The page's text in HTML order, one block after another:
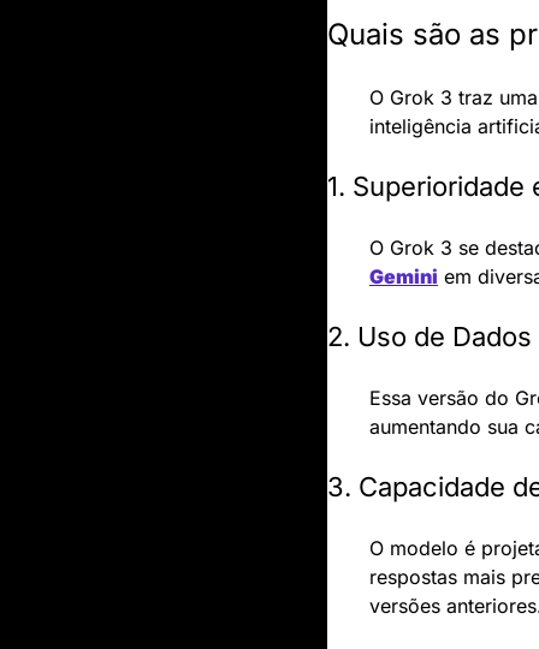
Quais são as
O Grok 3 traz
inteligência
1. Superioridade
O Grok 3 se
Gemini em
2. Uso de
Essa versão do
aumentando sua
3. Capacidade
O modelo é
respostas mais
versões